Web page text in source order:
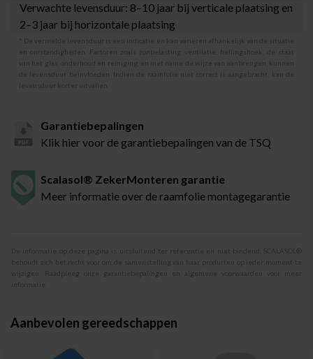
Verwachte levensduur: 8–10 jaar bij verticale plaatsing en
2–3 jaar bij horizontale plaatsing
* De vermelde levensduur is een indicatie en kan variëren afhankelijk van de situatie
en omstandigheden. Factoren zoals zonbelasting, ventilatie, hellingshoek, de staat
van het glas, onderhoud en reiniging, en met name de wijze van aanbrengen, kunnen
de levensduur beïnvloeden. Indien de raamfolie niet correct is aangebracht, kan de
levensduur korter uitvallen.
Garantiebepalingen
Klik hier voor de garantiebepalingen van de TSQ
Scalasol® ZekerMonteren garantie
Meer informatie over de raamfolie montagegarantie
De informatie op deze pagina is uitsluitend ter referentie en niet bindend. SCALASOL®
behoudt zich het recht voor om de samenstelling van haar producten op ieder moment te
wijzigen. Raadpleeg onze garantiebepalingen en algemene voorwaarden voor meer
informatie.
Aanbevolen gereedschappen